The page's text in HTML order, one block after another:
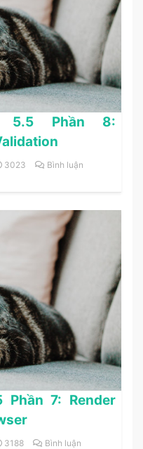
5.5 Phần 8:
3023
Bình luận
Phần 7: Render
3188
Bình luận